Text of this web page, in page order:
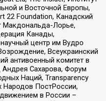
и Восточной Европы,
22 Foundation, Канадский
Макдональда-Лорье,
Канады,
центр им Вудро
Всеукраинский
антивоенный комитет в
Сахарова, Форум
Наций, Transparеncy
Народов ПостРоссии,
в России –